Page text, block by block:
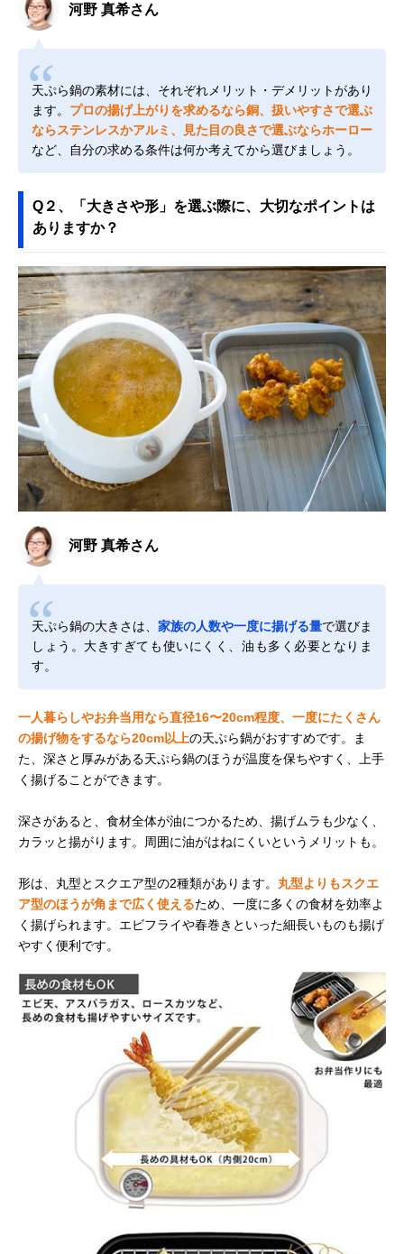
河野 真希さん
天ぷら鍋の素材には、それぞれメリット・デメリットがあり
ます。 プロの揚げ上がりを求めるなら銅、扱いやすさで選ぶ
ならステンレスかアルミ、見た目の良さで選ぶならホーロー
など、自分の求める条件は何か考えてから選びましょう。
Q２、「大きさや形」を選ぶ際に、大切なポイントは
ありますか？
河野 真希さん
天ぷら鍋の大きさは、 家族の人数や一度に揚げる量で選びま
しょう。大きすぎても使いにくく、油も多く必要となりま
す。
一人暮らしやお弁当用なら直径16〜20cm程度、一度にたくさん
の揚げ物をするなら20cm以上の天ぷら鍋がおすすめです。ま
た、深さと厚みがある天ぷら鍋のほうが温度を保ちやすく、上手
く揚げることができます。
深さがあると、食材全体が油につかるため、揚げムラも少なく、
カラッと揚がります。周囲に油がはねにくいというメリットも。
形は、丸型とスクエア型の2種類があります。 丸型よりもスクエ
ア型のほうが角まで広く使えるため、一度に多くの食材を効率よ
く揚げられます。エビフライや春巻きといった細長いものも揚げ
やすく便利です。